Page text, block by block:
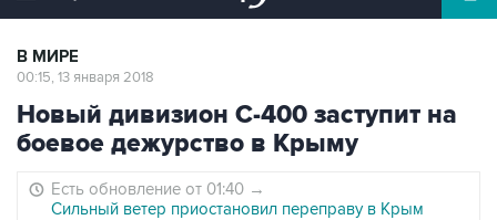
В МИРЕ
00:15, 13 января 2018
Новый дивизион С-400 заступит на
боевое дежурство в Крыму
Есть обновление от 01:40 →
Сильный ветер приостановил переправу в Крым